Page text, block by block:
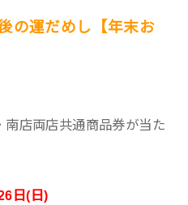
の運だめし【年末お
南店両店共通商品券が当た
日(日)